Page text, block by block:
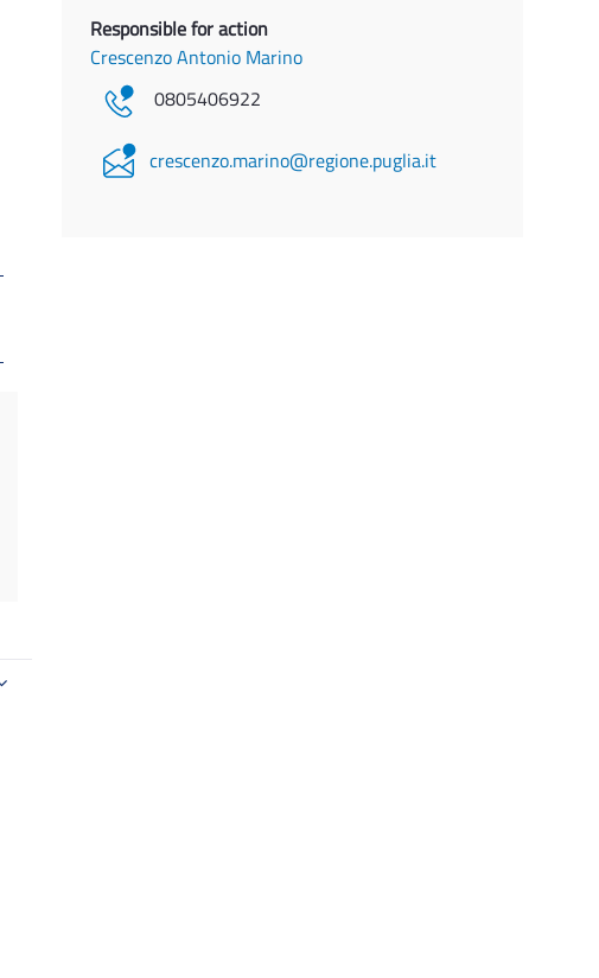
Responsible for action
Crescenzo Antonio Marino
0805406922
crescenzo.marino@regione.puglia.it